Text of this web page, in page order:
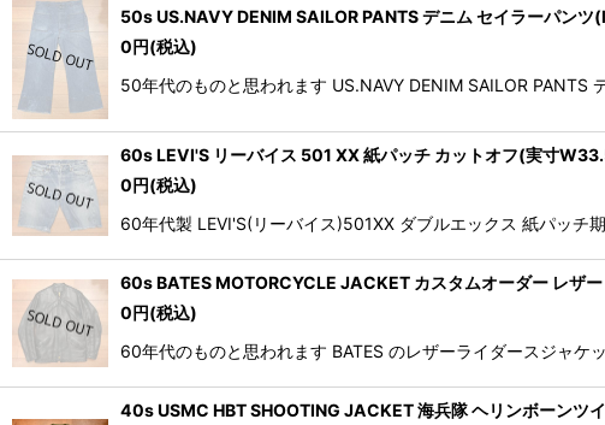
50s US.NAVY DENIM SAILOR PANTS デニム セイラーパン
0円(税込)
50年代のものと思われます US.NAVY DENIM SAILOR
60s LEVI'S リーバイス 501 XX 紙パッチ カットオフ(実寸
0円(税込)
60年代製 LEVI'S(リーバイス)501XX ダブルエックス 紙パッチ
60s BATES MOTORCYCLE JACKET カスタムオーダー レザ
0円(税込)
60年代のものと思われます BATES のレザーライダースジャ
40s USMC HBT SHOOTING JACKET 海兵隊 ヘリンボーンツ